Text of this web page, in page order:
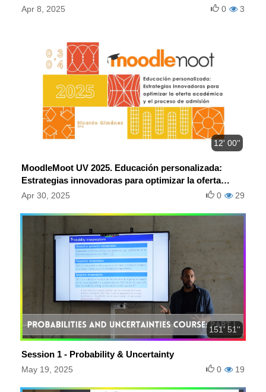
Apr 8, 2025 3
0
12' 00''
MoodleMoot UV 2025. Educación personalizada:
Estrategias innovadoras para optimizar la oferta
académica y el proceso de admisión.
Apr 30, 2025 29
0
151' 51''
Session 1 - Probability & Uncertainty
May 19, 2025 19
0